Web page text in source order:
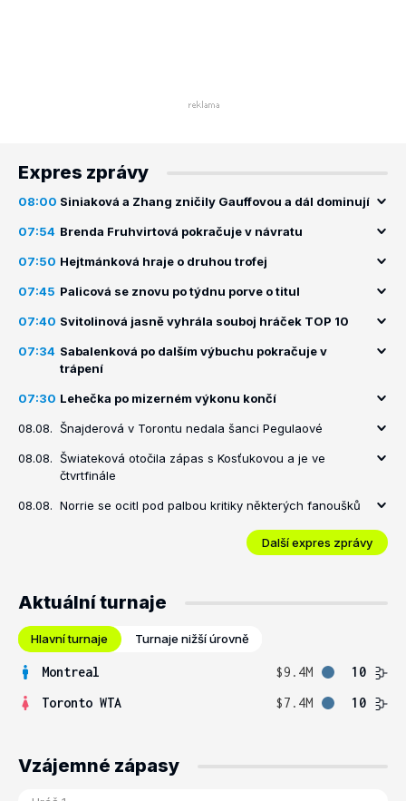
Expres zprávy
08:00 Siniaková a Zhang zničily Gauffovou a dál dominují
07:54 Brenda Fruhvirtová pokračuje v návratu
07:50 Hejtmánková hraje o druhou trofej
07:45 Palicová se znovu po týdnu porve o titul
07:40 Svitolinová jasně vyhrála souboj hráček TOP 10
07:34 Sabalenková po dalším výbuchu pokračuje v
trápení
07:30 Lehečka po mizerném výkonu končí
08.08. Šnajderová v Torontu nedala šanci Pegulaové
08.08. Šwiateková otočila zápas s Kosťukovou a je ve
čtvrtfinále
08.08. Norrie se ocitl pod palbou kritiky některých fanoušků
Další expres zprávy
Aktuální turnaje
Hlavní turnaje Turnaje nižší úrovně
Montreal $9.4M
10
Toronto WTA
$7.4M 10
Vzájemné zápasy